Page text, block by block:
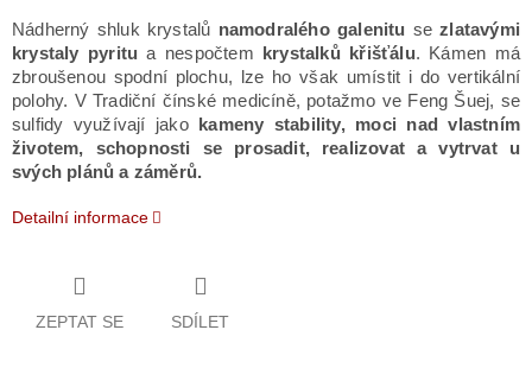
Nádherný shluk krystalů namodralého galenitu se zlatavými
krystaly pyritu a nespočtem krystalků křišťálu.
Kámen má
zbroušenou spodní plochu, lze ho však umístit i do vertikální
polohy. V Tradiční čínské medicíně, potažmo ve Feng Šuej, se
sulfidy využívají jako
kameny stability, moci nad vlastním
životem, schopnosti se prosadit, realizovat a vytrvat u
svých plánů a záměrů.
Detailní informace
ZEPTAT SE SDÍLET